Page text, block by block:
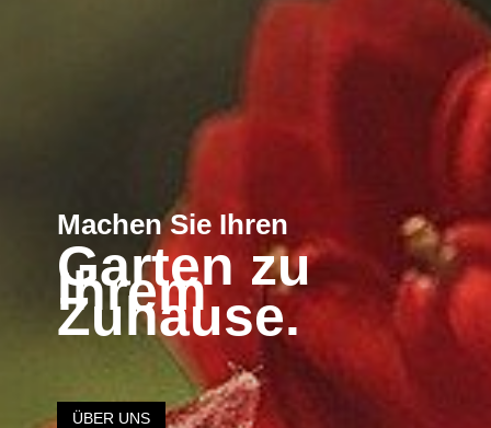
Machen Sie Ihren
Garten zu
Ihrem
Zuhause.
ÜBER UNS